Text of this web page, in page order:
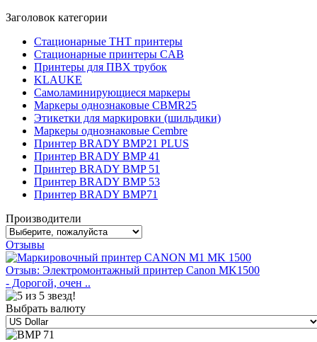
Заголовок категории
Стационарные THT принтеры
Стационарные принтеры CAB
Принтеры для ПВХ трубок
KLAUKE
Самоламинирующиеся маркеры
Маркеры однознаковые CBMR25
Этикетки для маркировки (шильдики)
Маркеры однознаковые Cembre
Принтер BRADY BMP21 PLUS
Принтер BRADY BMP 41
Принтер BRADY BMP 51
Принтер BRADY BMP 53
Принтер BRADY BMP71
Производители
Отзывы
Отзыв: Электромонтажный принтер Canon MK1500
- Дорогой, очен ..
Выбрать валюту